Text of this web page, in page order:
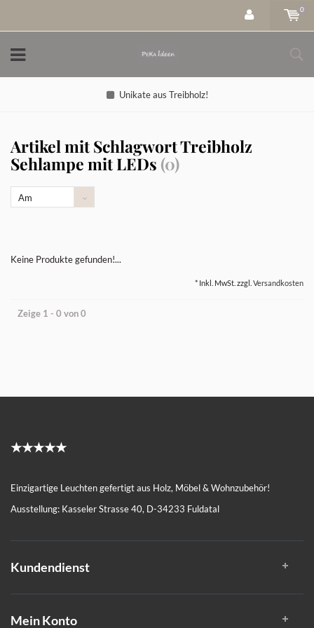
0
Unikate aus Treibholz!
Artikel mit Schlagwort Treibholz
Sehlampe mit LEDs (0)
Am
Keine Produkte gefunden!...
* Inkl. MwSt. zzgl. Versandkosten
Zeige 1 - 0 von 0
★★★★★
Einzigartige Leuchten gefertigt aus Holz, Möbel & Wohnzubehör!
Ausstellung: Kasseler Strasse 40, D-34233 Fuldatal
Kundendienst
Mein Konto